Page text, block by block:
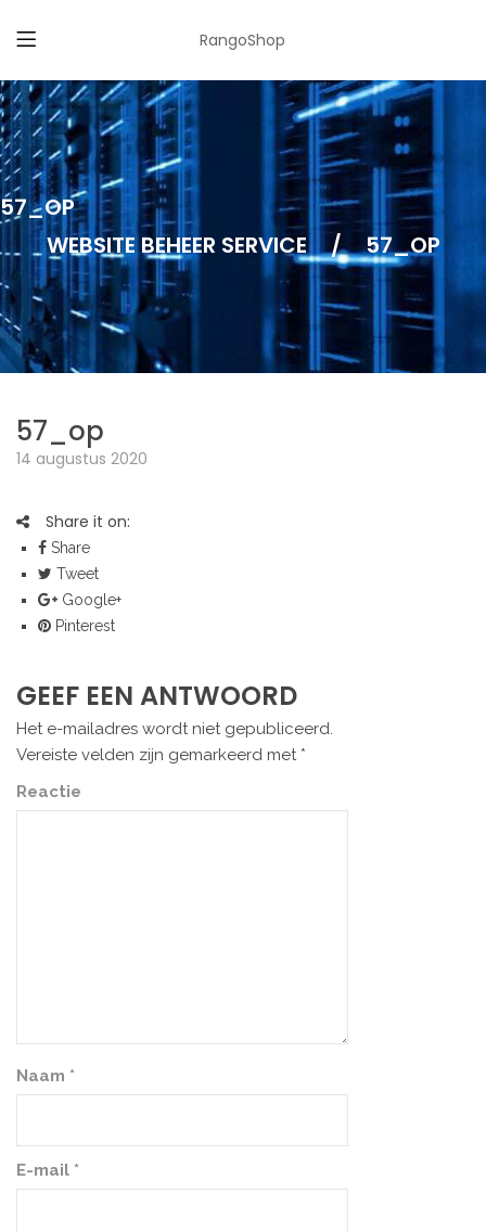
RangoShop
57_OP
WEBSITE BEHEER SERVICE
/ 57_OP
57_op
14 augustus 2020
Share it on:
Share
Tweet
Google+
Pinterest
GEEF EEN ANTWOORD
Het e-mailadres wordt niet gepubliceerd.
Vereiste velden zijn gemarkeerd met *
Reactie
Naam *
E-mail *